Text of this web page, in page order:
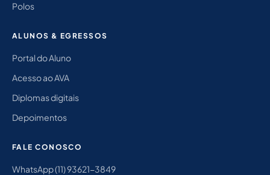
Polos
ALUNOS & EGRESSOS
Portal do Aluno
Acesso ao AVA
Diplomas digitais
Depoimentos
FALE CONOSCO
WhatsApp (11) 93621-3849